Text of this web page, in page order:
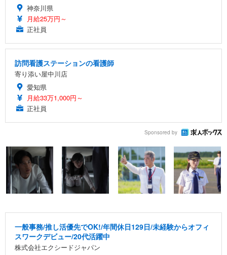
神奈川県
月給25万円～
正社員
訪問看護ステーションの看護師
寄り添い屋中川店
愛知県
月給33万1,000円～
正社員
Sponsored by
一般事務/推し活優先でOK!/年間休日129日/未経験からオフィ
スワークデビュー/20代活躍中
株式会社エクシードジャパン